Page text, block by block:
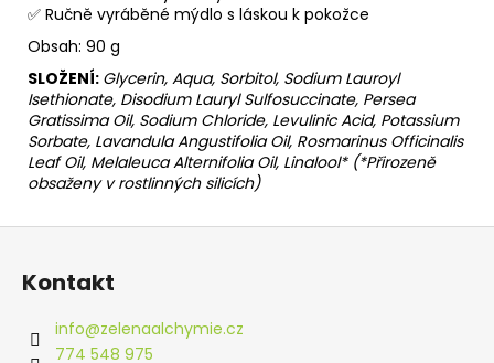
✅ Ručně vyráběné mýdlo s láskou k pokožce
Obsah: 90 g
SLOŽENÍ: Glycerin, Aqua, Sorbitol, Sodium Lauroyl
Isethionate, Disodium Lauryl Sulfosuccinate, Persea
Gratissima Oil, Sodium Chloride, Levulinic Acid, Potassium
Sorbate, Lavandula Angustifolia Oil, Rosmarinus Officinalis
Leaf Oil, Melaleuca Alternifolia Oil, Linalool* (*Přirozeně
obsaženy v rostlinných silicích)
Z
Kontakt
info@zelenaalchymie.cz
774 548 975